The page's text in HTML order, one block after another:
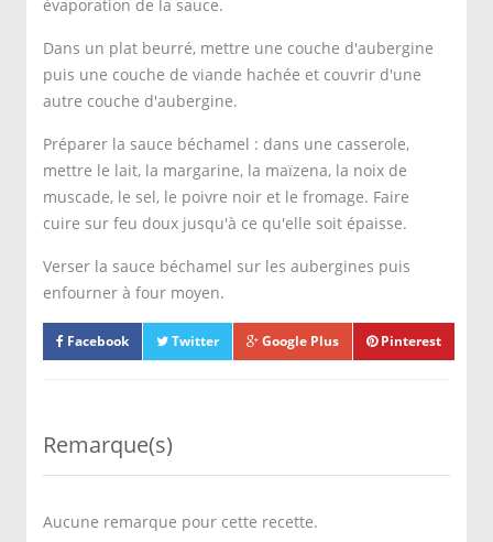
évaporation de la sauce.
Dans un plat beurré, mettre une couche d'aubergine
puis une couche de viande hachée et couvrir d'une
autre couche d'aubergine.
Préparer la sauce béchamel : dans une casserole,
mettre le lait, la margarine, la maïzena, la noix de
muscade, le sel, le poivre noir et le fromage. Faire
cuire sur feu doux jusqu'à ce qu'elle soit épaisse.
Verser la sauce béchamel sur les aubergines puis
enfourner à four moyen.
Facebook Twitter Google Plus Pinterest
Remarque(s)
Aucune remarque pour cette recette.